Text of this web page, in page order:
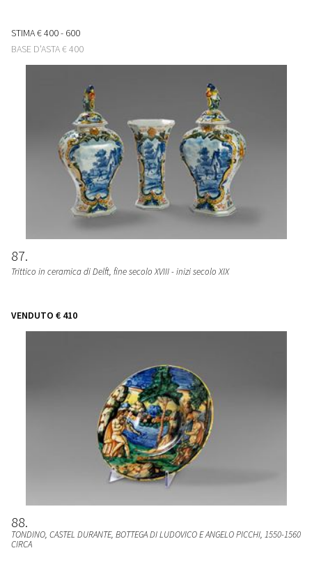
STIMA€ 400 - 600
BASE D'ASTA€ 400
87
Trittico in ceramica di Delft, fine secolo XVIII - inizi secolo XIX
VENDUTO € 410
88
TONDINO, CASTEL DURANTE, BOTTEGA DI LUDOVICO E ANGELO PICCHI, 1550-1560
CIRCA